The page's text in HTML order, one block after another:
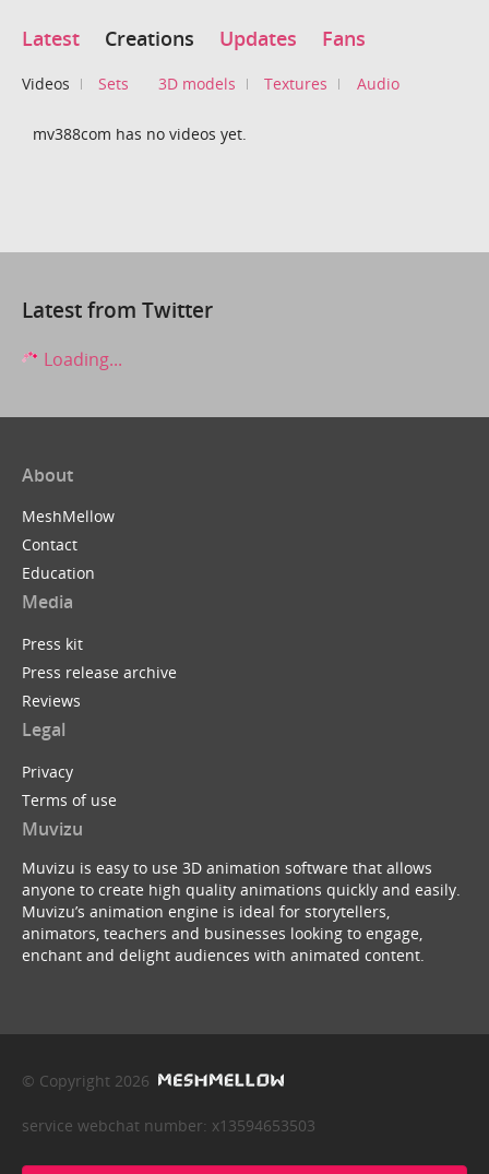
Latest Creations Updates Fans
Videos Sets 3D models Textures Audio
mv388com has no videos yet.
Latest from Twitter
Loading...
About
MeshMellow
Contact
Education
Media
Press kit
Press release archive
Reviews
Legal
Privacy
Terms of use
Muvizu
Muvizu is easy to use 3D animation software that allows
anyone to create high quality animations quickly and easily.
Muvizu’s animation engine is ideal for storytellers,
animators, teachers and businesses looking to engage,
enchant and delight audiences with animated content.
© Copyright 2026
service webchat number: x13594653503